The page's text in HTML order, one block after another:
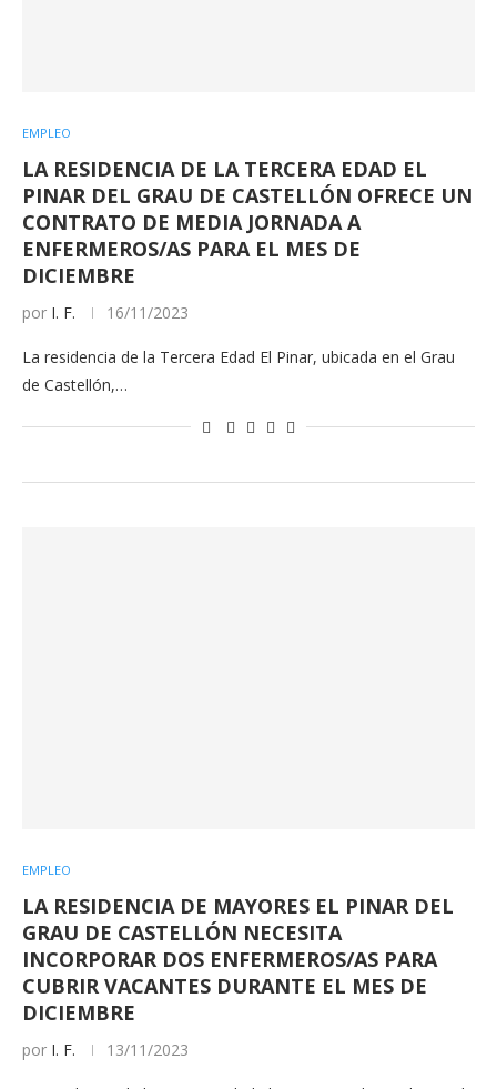
EMPLEO
LA RESIDENCIA DE LA TERCERA EDAD EL
PINAR DEL GRAU DE CASTELLÓN OFRECE UN
CONTRATO DE MEDIA JORNADA A
ENFERMEROS/AS PARA EL MES DE
DICIEMBRE
por I. F. 16/11/2023
La residencia de la Tercera Edad El Pinar, ubicada en el Grau
de Castellón,…
EMPLEO
LA RESIDENCIA DE MAYORES EL PINAR DEL
GRAU DE CASTELLÓN NECESITA
INCORPORAR DOS ENFERMEROS/AS PARA
CUBRIR VACANTES DURANTE EL MES DE
DICIEMBRE
por I. F. 13/11/2023